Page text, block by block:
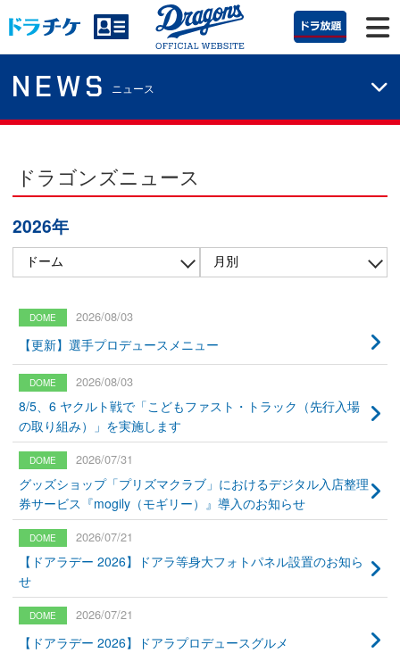
NEWS ニュース
ドラゴンズニュース
2026年
2026/08/03
【更新】選手プロデュースメニュー
2026/08/03
8/5、6 ヤクルト戦で「こどもファスト・トラック（先行入場
の取り組み）」を実施します
2026/07/31
グッズショップ「プリズマクラブ」におけるデジタル入店整理
券サービス『mogily（モギリー）』導入のお知らせ
2026/07/21
【ドアラデー 2026】ドアラ等身大フォトパネル設置のお知ら
せ
2026/07/21
【ドアラデー 2026】ドアラプロデュースグルメ